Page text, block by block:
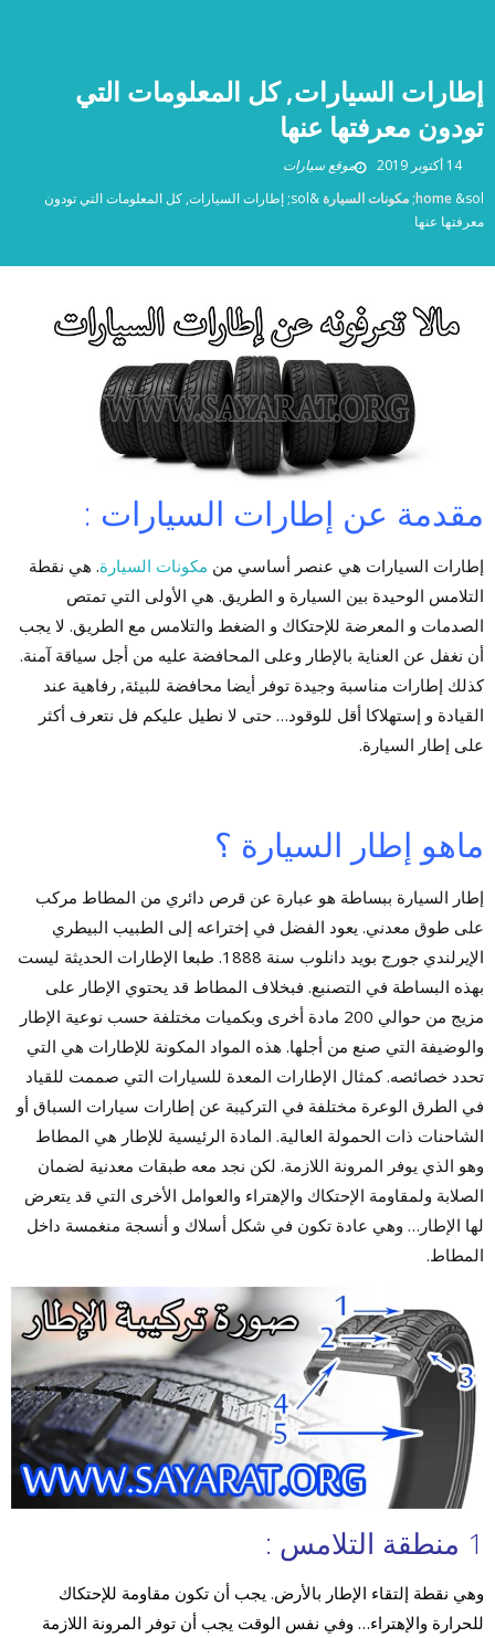
إطارات السيارات, كل المعلومات التي
تودون معرفتها عنها
14 أكتوبر 2019
موقع سيارات
home &sol; مكونات السيارة&sol;
إطارات السيارات, كل المعلومات التي تودون
معرفتها عنها
مقدمة عن إطارات السيارات :
إطارات السيارات هي عنصر أساسي من مكونات السيارة. هي نقطة
التلامس الوحيدة بين السيارة و الطريق. هي الأولى التي تمتص
الصدمات و المعرضة للإحتكاك و الضغط والتلامس مع الطريق. لا يجب
أن نغفل عن العناية بالإطار وعلى المحافضة عليه من أجل سياقة آمنة.
كذلك إطارات مناسبة وجيدة توفر أيضا محافضة للبيئة, رفاهية عند
القيادة و إستهلاكا أقل للوقود… حتى لا نطيل عليكم فل نتعرف أكثر
على إطار السيارة.
ماهو إطار السيارة ؟
إطار السيارة ببساطة هو عبارة عن قرص دائري من المطاط مركب
على طوق معدني. يعود الفضل في إختراعه إلى الطبيب البيطري
الإيرلندي جورج بويد دانلوب سنة 1888. طبعا الإطارات الحديثة ليست
بهذه البساطة في التصنبع. فبخلاف المطاط قد يحتوي الإطار على
مزيج من حوالي 200 مادة أخرى وبكميات مختلفة حسب نوعية الإطار
والوضيفة التي صنع من أجلها. هذه المواد المكونة للإطارات هي التي
تحدد خصائصه. كمثال الإطارات المعدة للسيارات التي صممت للقياد
في الطرق الوعرة مختلفة في التركيبة عن إطارات سيارات السباق أو
الشاحنات ذات الحمولة العالية. المادة الرئيسية للإطار هي المطاط
وهو الذي يوفر المرونة اللازمة. لكن نجد معه طبقات معدنية لضمان
الصلابة ولمقاومة الإحتكاك والإهتراء والعوامل الأخرى التي قد يتعرض
لها الإطار… وهي عادة تكون في شكل أسلاك و أنسجة منغمسة داخل
المطاط.
1 منطقة التلامس :
وهي نقطة إلتقاء الإطار بالأرض. يجب أن تكون مقاومة للإحتكاك
للحرارة والإهتراء… وفي نفس الوقت يجب أن توفر المرونة اللازمة